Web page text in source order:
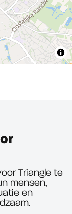
Triangle te
mensen,
en